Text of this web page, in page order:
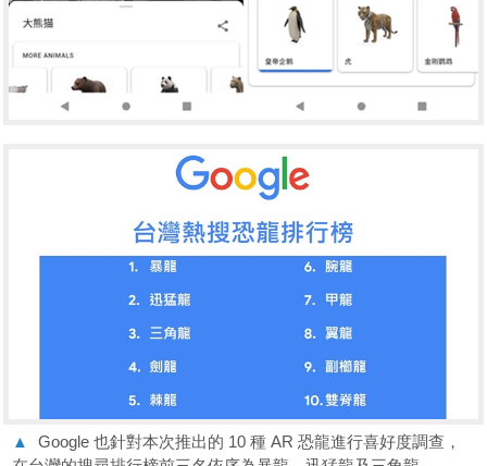
▲
Google 也針對本次推出的 10 種 AR 恐龍進行喜好度調查，